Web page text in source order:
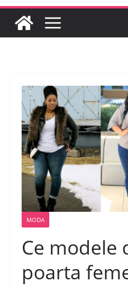
MODA
Ce modele
poarta